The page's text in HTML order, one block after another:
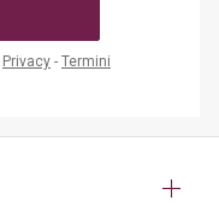
Privacy - Termini